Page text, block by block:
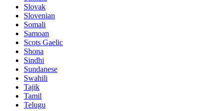
Slovak
Slovenian
Somali
Samoan
Scots Gaelic
Shona
Sindhi
Sundanese
Swahili
Tajik
Tamil
Telugu